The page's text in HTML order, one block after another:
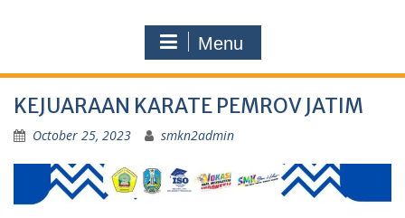
Menu
KEJUARAAN KARATE PEMROV JATIM
October 25, 2023 smkn2admin